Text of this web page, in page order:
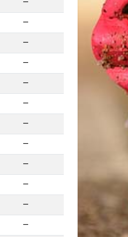
—
—
—
—
—
—
—
—
—
—
—
—